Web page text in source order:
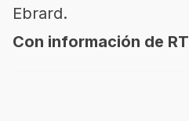
Ebrard.
Con información de RT